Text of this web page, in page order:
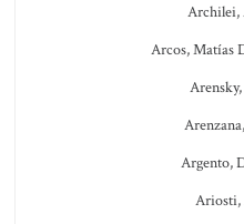
Archilei,
Arcos, Matías
Argento,